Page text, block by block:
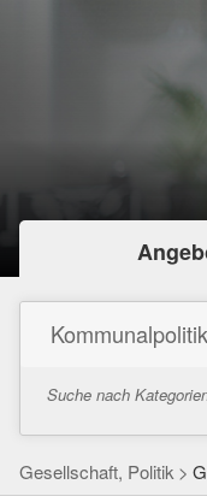
Suche nach
Gesellschaft, Politik